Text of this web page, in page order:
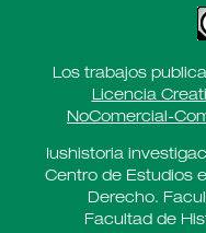
Los trabajos
Licencia
NoComercial-
Iushistoria
Centro de Estudios
Derecho.
Facultad de